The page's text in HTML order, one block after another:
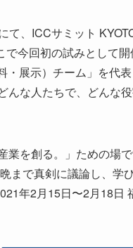
て、ICCサミット
今回初の試みとして
展示）チーム」を代
んな人たちで、どんな
業を創る。」ための場
まで真剣に議論し、学
年2月15日〜2月18日